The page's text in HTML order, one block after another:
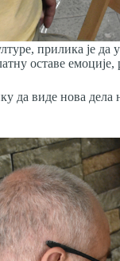
прилика је да
оставе
виде нова дела